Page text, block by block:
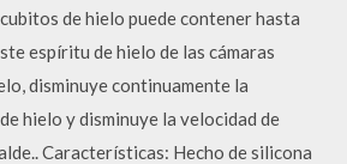
de hielo puede contener hasta
espíritu de hielo de las cámaras
disminuye continuamente la
hielo y disminuye la velocidad de
Características: Hecho de silicona